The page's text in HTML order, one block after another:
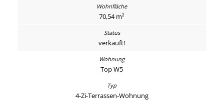
70,54 m²
verkauft!
Top W5
4-Zi-Terrassen-Wohnung